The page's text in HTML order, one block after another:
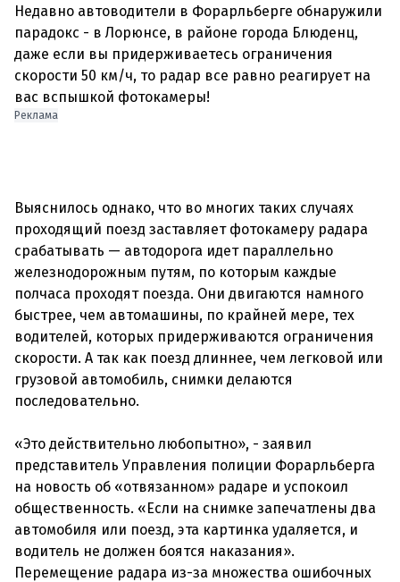
Недавно автоводители в Форарльберге обнаружили
парадокс - в Лорюнсе, в районе города Блюденц,
даже если вы придерживаетесь ограничения
скорости 50 км/ч, то радар все равно реагирует на
Реклама
Выяснилось однако, что во многих таких случаях
проходящий поезд заставляет фотокамеру радара
срабатывать — автодорога идет параллельно
железнодорожным путям, по которым каждые
полчаса проходят поезда. Они двигаются намного
быстрее, чем автомашины, по крайней мере, тех
водителей, которых придерживаются ограничения
скорости. А так как поезд длиннее, чем легковой или
грузовой автомобиль, снимки делаются
последовательно.
«Это действительно любопытно», - заявил
представитель Управления полиции Форарльберга
на новость об «отвязанном» радаре и успокоил
общественность. «Если на снимке запечатлены два
автомобиля или поезд, эта картинка удаляется, и
водитель не должен боятся наказания».
Перемещение радара из-за множества ошибочных